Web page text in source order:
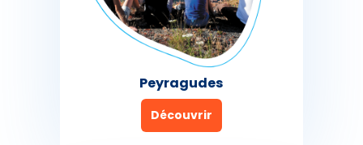
Peyragudes
Découvrir